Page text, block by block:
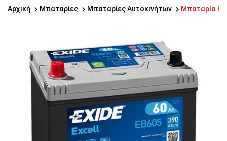
Αρχική Μπαταρίες Μπαταρίες Αυτοκινήτων Μπαταρία